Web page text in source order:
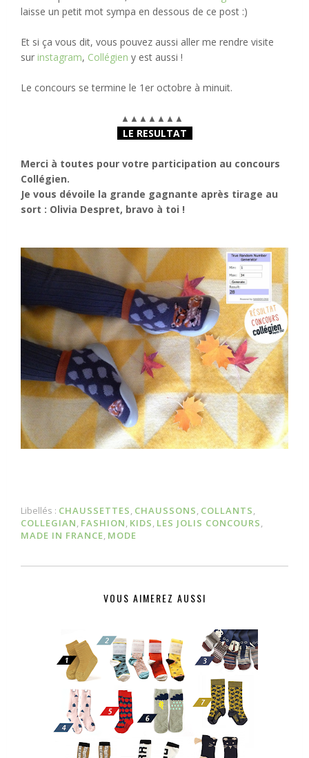
laisse un petit mot sympa en dessous de ce post :)
Et si ça vous dit, vous pouvez aussi aller me rendre visite
sur instagram, Collégien y est aussi !
Le concours se termine le 1er octobre à minuit.
▲ ▲ ▲ ▲ ▲ ▲ ▲
LE RESULTAT
Merci à toutes pour votre participation au concours
Collégien.
Je vous dévoile la grande gagnante après tirage au
sort : Olivia Despret, bravo à toi !
Libellés : CHAUSSETTES, CHAUSSONS, COLLANTS,
COLLEGIAN, FASHION, KIDS, LES JOLIS CONCOURS,
MADE IN FRANCE, MODE
VOUS AIMEREZ AUSSI